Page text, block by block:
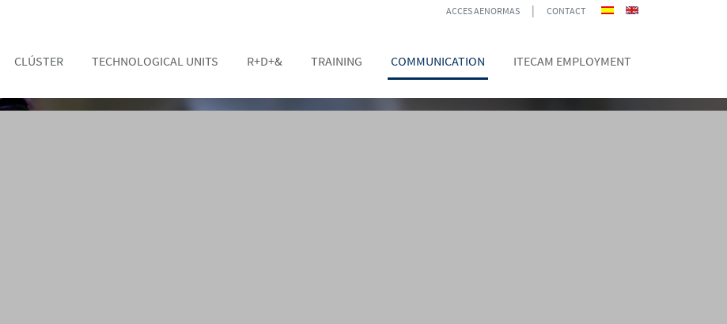
ACCES AENORMAS | CONTACT
CLÚSTER TECHNOLOGICAL UNITS R+D+& TRAINING COMMUNICATION ITECAM EMPLOYMENT